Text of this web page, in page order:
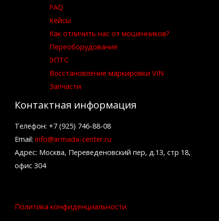
FAQ
Кейсы
Как отличить нас от мошенников?
Переоборудование
ЭПТС
Восстановление маркировки VIN
Запчасти
Контактная информация
Телефон: +7 (925) 746-88-08
Email: info@armada-center.ru
Адрес: Москва, Переведеновский пер, д.13, стр 18,
офис 304
Политика конфиденциальности